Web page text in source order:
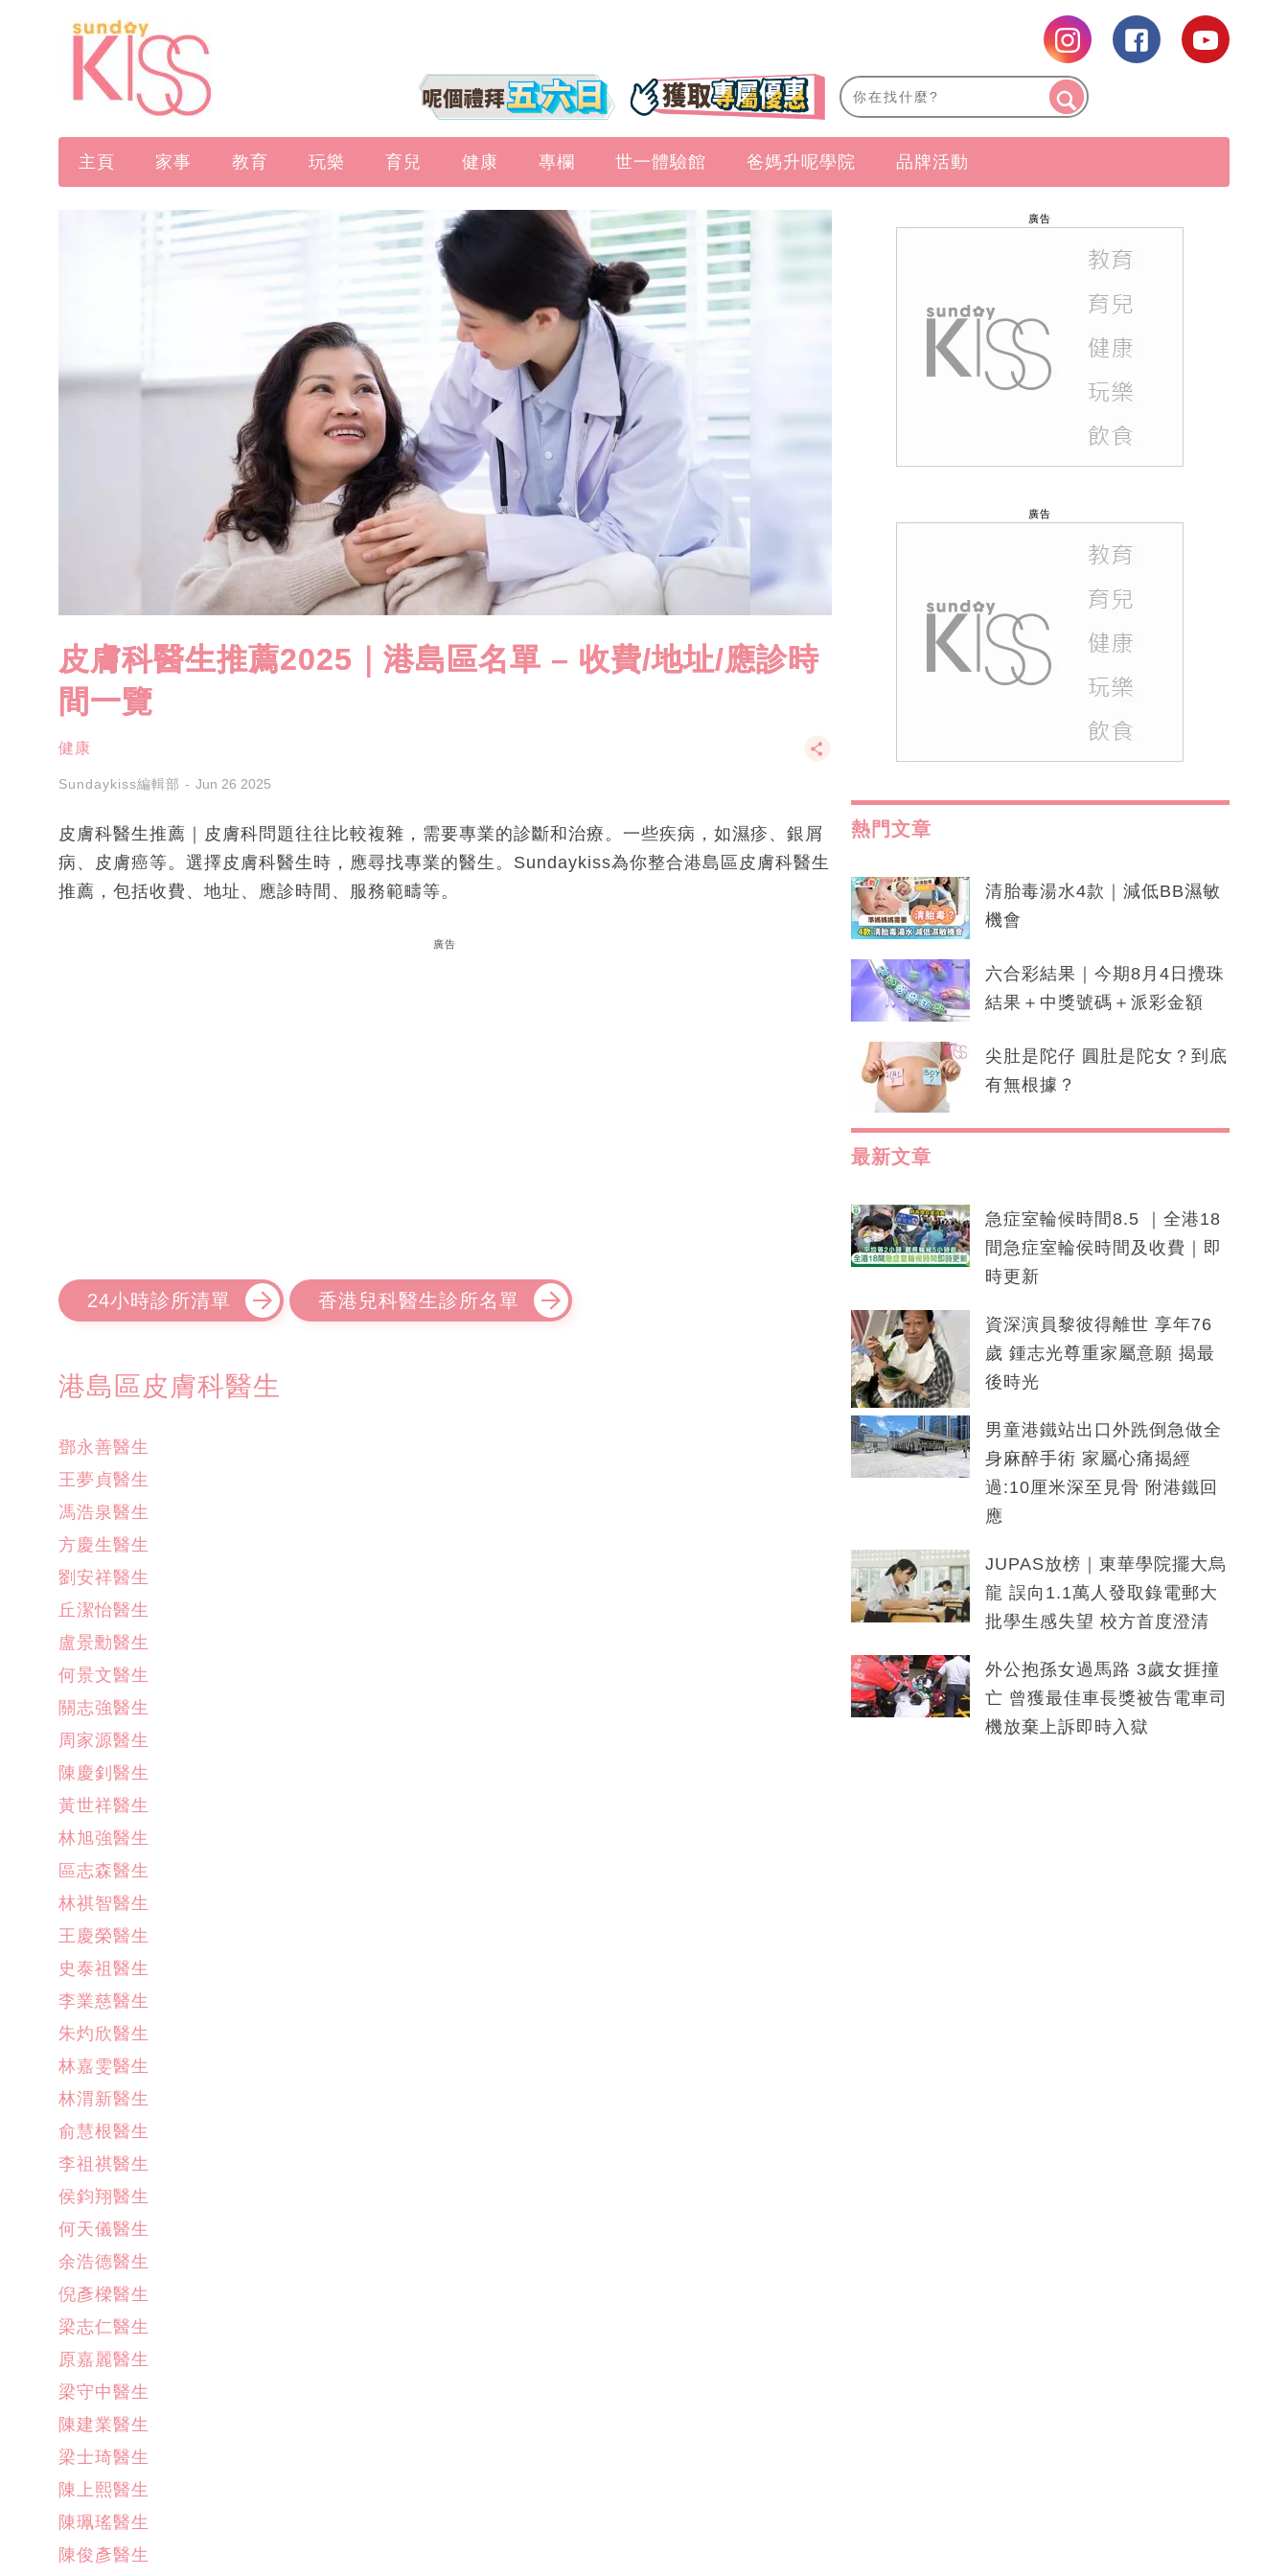
主頁 家事 教育 玩樂 育兒 健康 專欄 世一體驗館 爸媽升呢學院 品牌活動
皮膚科醫生推薦2025｜港島區名單 – 收費/地址/應診時
間一覽
健康
Sundaykiss編輯部 Jun 26 2025
皮膚科醫生推薦｜皮膚科問題往往比較複雜，需要專業的診斷和治療。一些疾病，如濕疹、銀屑
病、皮膚癌等。選擇皮膚科醫生時，應尋找專業的醫生。Sundaykiss為你整合港島區皮膚科醫生
推薦，包括收費、地址、應診時間、服務範疇等。
廣告
24小時診所清單 香港兒科醫生診所名單
港島區皮膚科醫生
鄧永善醫生
王夢貞醫生
馮浩泉醫生
方慶生醫生
劉安祥醫生
丘潔怡醫生
盧景勳醫生
何景文醫生
關志強醫生
周家源醫生
陳慶釗醫生
黃世祥醫生
林旭強醫生
區志森醫生
林祺智醫生
王慶榮醫生
史泰祖醫生
李業慈醫生
朱灼欣醫生
林嘉雯醫生
林渭新醫生
俞慧根醫生
李祖祺醫生
侯鈞翔醫生
何天儀醫生
余浩德醫生
倪彥樑醫生
梁志仁醫生
原嘉麗醫生
梁守中醫生
陳建業醫生
梁士琦醫生
陳上熙醫生
陳珮瑤醫生
陳俊彥醫生
廣告
廣告
熱門文章
清胎毒湯水4款｜減低BB濕敏
機會
六合彩結果｜今期8月4日攪珠
結果＋中獎號碼＋派彩金額
尖肚是陀仔 圓肚是陀女？到底
有無根據？
最新文章
急症室輪候時間8.5 ｜全港18
間急症室輪侯時間及收費｜即
時更新
資深演員黎彼得離世 享年76
歲 鍾志光尊重家屬意願 揭最
後時光
男童港鐵站出口外跣倒急做全
身麻醉手術 家屬心痛揭經
過:10厘米深至見骨 附港鐵回
應
JUPAS放榜｜東華學院擺大烏
龍 誤向1.1萬人發取錄電郵大
批學生感失望 校方首度澄清
外公抱孫女過馬路 3歲女捱撞
亡 曾獲最佳車長獎被告電車司
機放棄上訴即時入獄